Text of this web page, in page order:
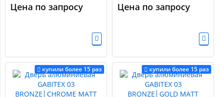
Цена по запросу Цена по запросу
купили более 15 раз купили более 15 раз